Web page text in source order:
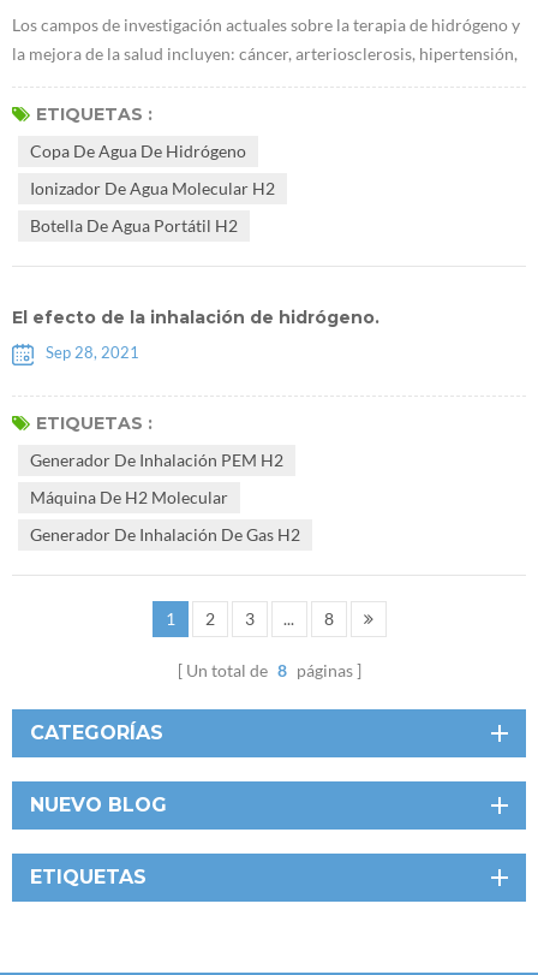
Los campos de investigación actuales sobre la terapia de hidrógeno y
la mejora de la salud incluyen: cáncer, arteriosclerosis, hipertensión,
hiperglucemia, hiperlipidemia, gota, enfermedad hepática y renal,
reumatoide, alergias, asma, Alzheimer, Parkinson, depresión, etc. más
ETIQUETAS :
Copa De Agua De Hidrógeno
Ionizador De Agua Molecular H2
Botella De Agua Portátil H2
El efecto de la inhalación de hidrógeno.
Sep 28, 2021
ETIQUETAS :
Generador De Inhalación PEM H2
Máquina De H2 Molecular
Generador De Inhalación De Gas H2
1 2 3 ... 8
Un total de 8 páginas
CATEGORÍAS
NUEVO BLOG
ETIQUETAS